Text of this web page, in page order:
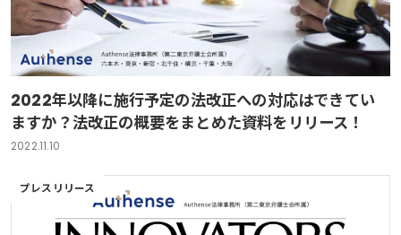
2022年以降に施行予定の法改正への対応はできてい
ますか？法改正の概要をまとめた資料をリリース！
2022.11.10
プレスリリース